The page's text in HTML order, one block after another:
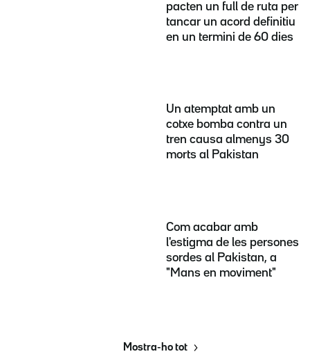
pacten un full de ruta per
tancar un acord definitiu
en un termini de 60 dies
Un atemptat amb un
cotxe bomba contra un
tren causa almenys 30
morts al Pakistan
Com acabar amb
l'estigma de les persones
sordes al Pakistan, a
"Mans en moviment"
Mostra-ho tot